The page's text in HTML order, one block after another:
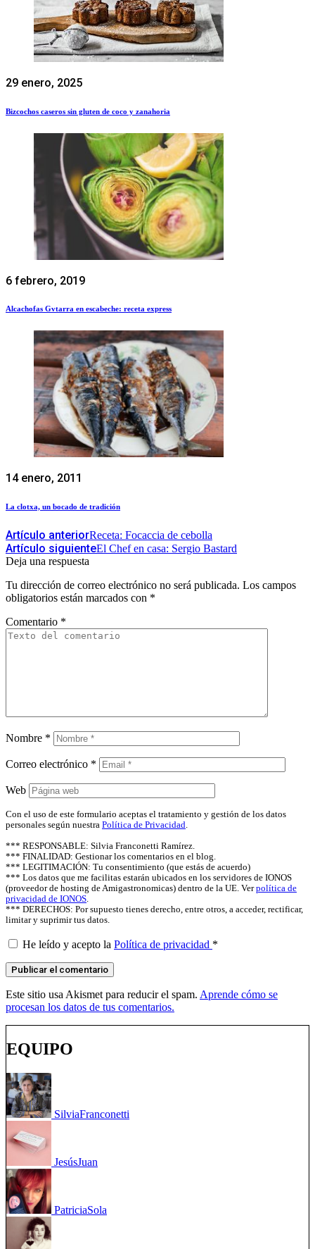
29 enero, 2025
Bizcochos caseros sin gluten de coco y zanahoria
6 febrero, 2019
Alcachofas Gvtarra en escabeche: receta express
14 enero, 2011
La clotxa, un bocado de tradición
Artículo anteriorReceta: Focaccia de cebolla
Artículo siguienteEl Chef en casa: Sergio Bastard
Deja una respuesta
Tu dirección de correo electrónico no será publicada. Los campos
obligatorios están marcados con *
Comentario *
Nombre *
Correo electrónico *
Web
Con el uso de este formulario aceptas el tratamiento y gestión de los datos
personales según nuestra Política de Privacidad.
*** RESPONSABLE: Silvia Franconetti Ramírez.
*** FINALIDAD: Gestionar los comentarios en el blog.
*** LEGITIMACIÓN: Tu consentimiento (que estás de acuerdo)
*** Los datos que me facilitas estarán ubicados en los servidores de IONOS
(proveedor de hosting de Amigastronomicas) dentro de la UE. Verpolítica de
privacidad de IONOS.
*** DERECHOS: Por supuesto tienes derecho, entre otros, a acceder, rectificar,
limitar y suprimir tus datos.
He leído y acepto la Política de privacidad *
Este sitio usa Akismet para reducir el spam. Aprende cómo se
procesan los datos de tus comentarios.
EQUIPO
SilviaFranconetti
JesúsJuan
PatriciaSola